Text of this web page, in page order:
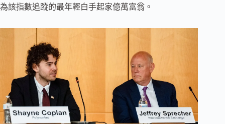
為該指數追蹤的最年輕白手起家億萬富翁。